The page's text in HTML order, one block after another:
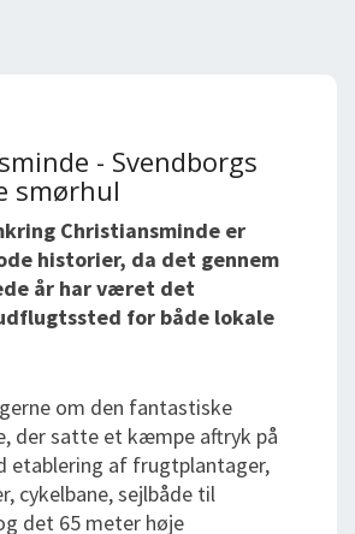
- Svendborgs
smørhul
Christiansminde er
historier, da det gennem
år har været det
for både lokale
om den fantastiske
der satte et kæmpe aftryk på
etablering af frugtplantager,
cykelbane, sejlbåde til
det 65 meter høje